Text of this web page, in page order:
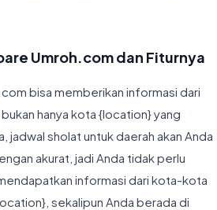
Umroh.com dan Fiturnya
bisa memberikan informasi dari
hanya kota {location} yang
jadwal sholat untuk daerah akan Anda
akurat, jadi Anda tidak perlu
informasi dari kota-kota
sekalipun Anda berada di